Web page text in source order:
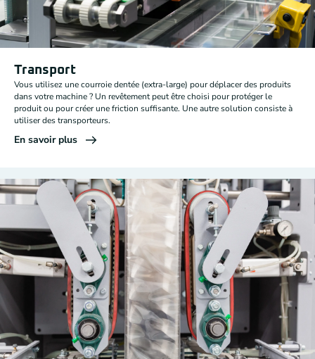
Transport
Vous utilisez une courroie dentée (extra-large) pour déplacer des produits
dans votre machine ? Un revêtement peut être choisi pour protéger le
produit ou pour créer une friction suffisante. Une autre solution consiste à
utiliser des transporteurs.
En savoir plus